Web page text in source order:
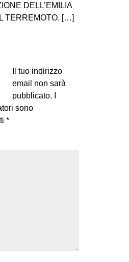
DELL’EMILIA
TERREMOTO. […]
Il tuo indirizzo
email non sarà
pubblicato.
sono
*